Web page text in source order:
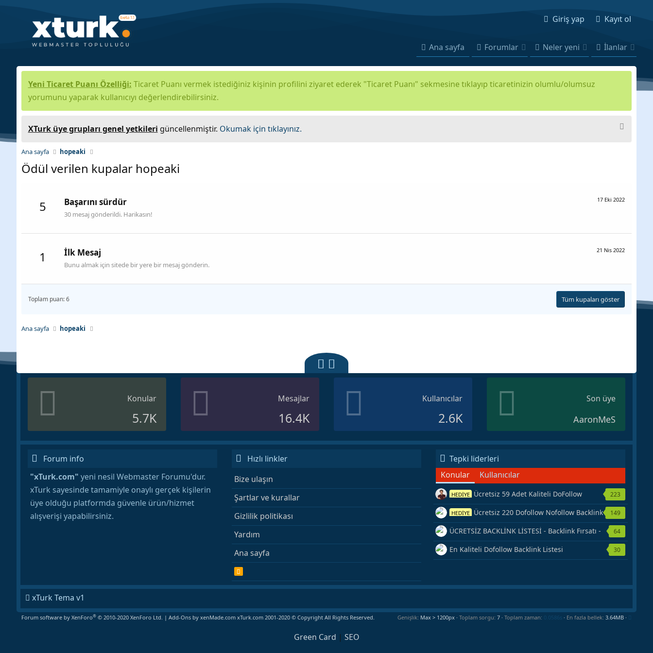
Giriş yap Kayıt ol
Ana sayfa Forumlar Neler yeni İlanlar
Yeni Ticaret Puanı Özelliği: Ticaret Puanı vermek istediğiniz kişinin profilini ziyaret ederek "Ticaret Puanı" sekmesine tıklayıp ticaretinizin olumlu/olumsuz
yorumunu yaparak kullanıcıyı değerlendirebilirsiniz.
XTurk üye grupları genel yetkileri güncellenmiştir. Okumak için tıklayınız.
Ana sayfa hopeaki
Ödül verilen kupalar hopeaki
5 17 Eki 2022
Başarını sürdür
30 mesaj gönderildi. Harikasın!
1 21 Nis 2022
İlk Mesaj
Bunu almak için sitede bir yere bir mesaj gönderin.
Toplam puan: 6 Tüm kupaları göster
Ana sayfa hopeaki
Konular
5.7K
Mesajlar
16.4K
Kullanıcılar
2.6K
Son üye
AaronMeS
Forum info
"xTurk.com" yeni nesil Webmaster Forumu'dur.
xTurk sayesinde tamamiyle onaylı gerçek kişilerin
üye olduğu platformda güvenle ürün/hizmet
alışverişi yapabilirsiniz.
Hızlı linkler
Bize ulaşın
Şartlar ve kurallar
Gizlilik politikası
Yardım
Ana sayfa
R
S
S
Tepki liderleri
Konular
Kullanıcılar
HEDİYE Ücretsiz 59 Adet Kaliteli DoFollow
Backlink Kaynağı Veriyorum.
223
HEDİYE Ücretsiz 220 Dofollow Nofollow Backlink
Veriyorum
149
ÜCRETSİZ BACKLİNK LİSTESİ - Backlink Fırsatı -
Hemen Yetiş!
64
En Kaliteli Dofollow Backlink Listesi 30
xTurk Tema v1
Forum software by XenForo® © 2010-2020 XenForo Ltd. | Add-Onsby xenMade.com xTurk.com 2001-2020 © Copyright All Rights Reserved. Genişlik Toplam sorgu 7 Toplam zaman 0.0586s En fazla bellek 3.64MB
Green Card | SEO